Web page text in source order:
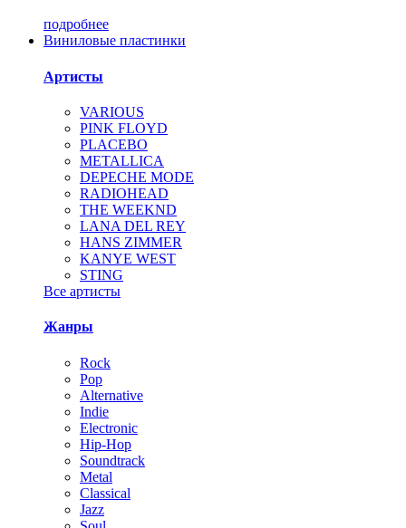
подробнее
Виниловые пластинки
Артисты
VARIOUS
PINK FLOYD
PLACEBO
METALLICA
DEPECHE MODE
RADIOHEAD
THE WEEKND
LANA DEL REY
HANS ZIMMER
KANYE WEST
STING
Все артисты
Жанры
Rock
Pop
Alternative
Indie
Electronic
Hip-Hop
Soundtrack
Metal
Classical
Jazz